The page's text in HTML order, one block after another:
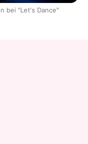
bei "Let's Dance"